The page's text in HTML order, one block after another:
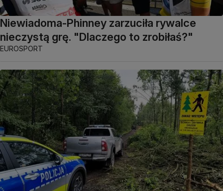
Niewiadoma-Phinney zarzuciła rywalce
nieczystą grę. "Dlaczego to zrobiłaś?"
EUROSPORT